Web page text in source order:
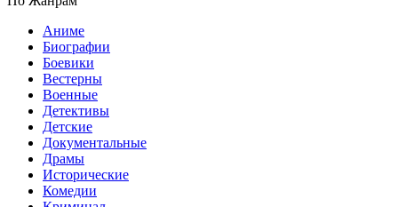
Аниме
Биографии
Боевики
Вестерны
Военные
Детективы
Детские
Документальные
Драмы
Исторические
Комедии